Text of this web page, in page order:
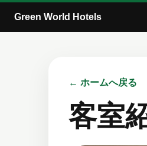
Green World Hotels
← ホームへ戻る
客室